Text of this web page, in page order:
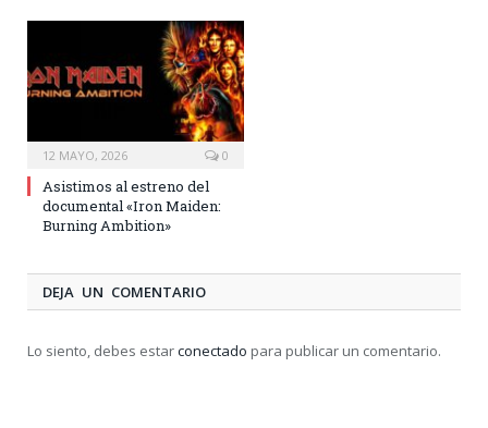
12 MAYO, 2026 0
Asistimos al estreno del
documental «Iron Maiden:
Burning Ambition»
DEJA UN COMENTARIO
Lo siento, debes estarconectado para publicar un comentario.